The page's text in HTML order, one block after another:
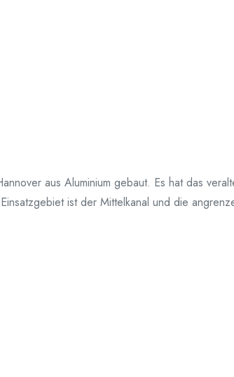
aus Aluminium gebaut. Es hat das
ist der Mittelkanal und die